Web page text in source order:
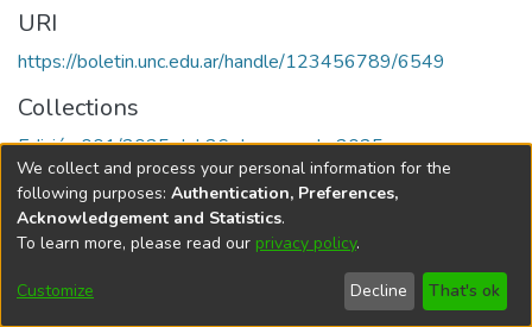
URI
https://boletin.unc.edu.ar/handle/123456789/6549
Collections
Edición 001/2025 del 26 de mayo de 2025
Universidad Nacional de Córdoba
We collect and process your personal information for the
following purposes: Authentication, Preferences,
Acknowledgement and Statistics.
To learn more, please read our privacy policy.
Customize Decline That's ok